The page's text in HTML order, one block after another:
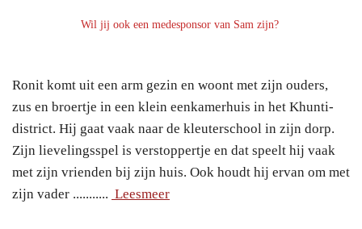
Wil jij ook een medesponsor van Sam zijn?
Ronit komt uit een arm gezin en woont met zijn ouders,
zus en broertje in een klein eenkamerhuis in het Khunti-
district. Hij gaat vaak naar de kleuterschool in zijn dorp.
Zijn lievelingsspel is verstoppertje en dat speelt hij vaak
met zijn vrienden bij zijn huis. Ook houdt hij ervan om met
zijn vader ........... Leesmeer